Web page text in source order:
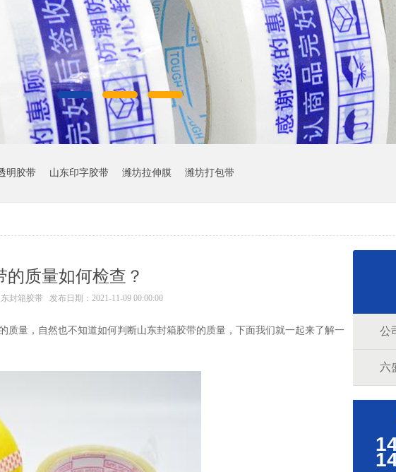
明胶带 山东印字胶带 潍坊拉伸膜 潍坊打包带
的质量如何检查？
封箱胶带 发布日期：2021-11-09 00:00:00
质量，自然也不知道如何判断山东封箱胶带的质量，下面我们就一起来了解一
公
六